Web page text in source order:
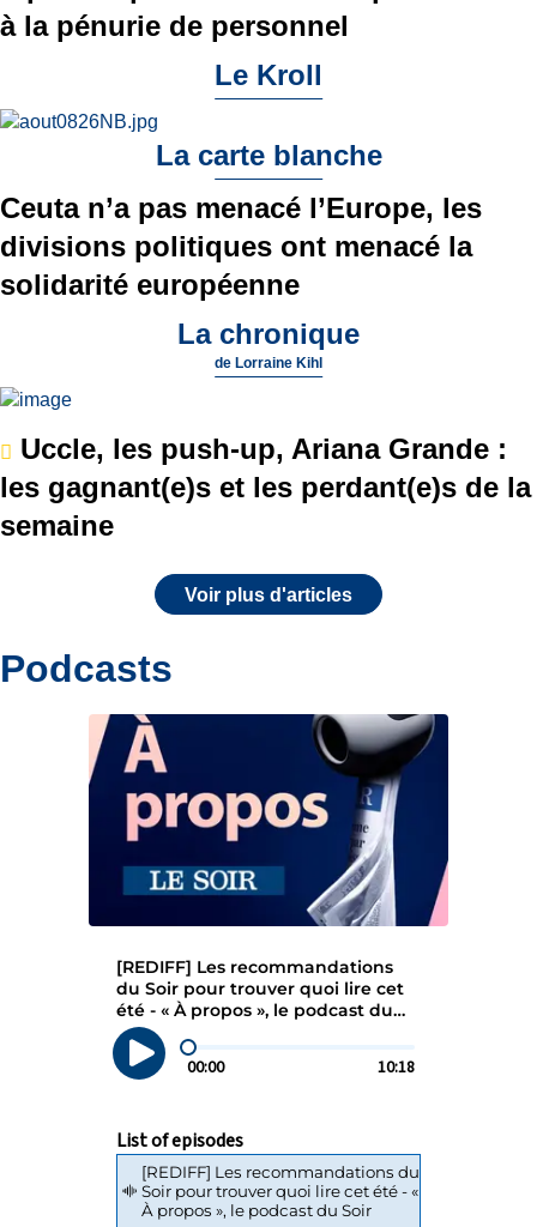
à la pénurie de personnel
Le Kroll
La carte blanche
Ceuta n’a pas menacé l’Europe, les
divisions politiques ont menacé la
solidarité européenne
La chronique
de Lorraine Kihl
Uccle, les push-up, Ariana Grande :
les gagnant(e)s et les perdant(e)s de la
semaine
Voir plus d'articles
Podcasts